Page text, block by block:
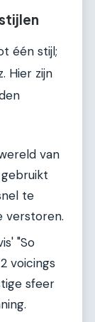
één stijl;
Hier zijn
van
te
verstoren.
"So
voicings
sfeer